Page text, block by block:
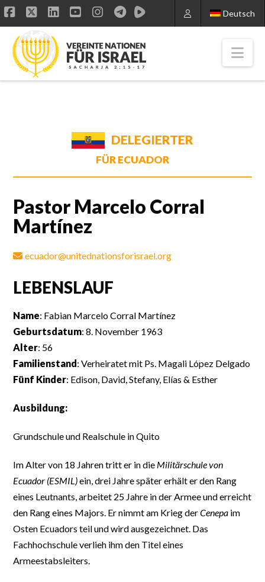
Deutsch
Facebook
X LinkedIn
YouTube
Instagram
DELEGIERTER
FÜR ECUADOR
Pastor Marcelo Corral
Martínez
ecuador@unitednationsforisrael.org
LEBENSLAUF
Name: Fabian Marcelo Corral Martínez
Geburtsdatum: 8. November 1963
Alter: 56
Familienstand: Verheiratet mit Ps. Magali López Delgado
Fünf Kinder: Edison, David, Stefany, Elías & Esther
Ausbildung:
Grundschule und Realschule in Quito
Im Alter von 18 Jahren tritt er in die Militärschule von
Ecuador (ESMIL)ein, drei Jahre später erhält er den Rang
eines Leutnants, arbeitet 25 Jahre in der Armee und erreicht
den Rang eines Majors. Er nimmt am Krieg derCenepa im
Osten Ecuadors teil und wird ausgezeichnet. Das
Fachhochschule verlieh ihm den Titel eines
Armeestabsleiters.